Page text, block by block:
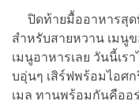
ปิดท้ายมื้ออาหารสุด
สำหรับสายหวาน เมนู
เมนูอาหารเลย วันนี้เร
บอุ่นๆ เสิร์ฟพร้อมไอศ
เมล ทานพร้อมกันคืออ